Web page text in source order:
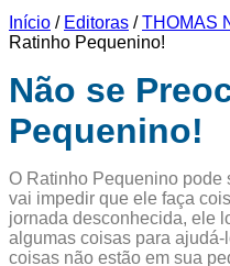
Início / Editoras /THOMAS
Ratinho Pequenino!
Não se
Pequenino!
O Ratinho Pequenino pode
vai impedir que ele faça
jornada desconhecida, ele
algumas coisas para
coisas não estão em sua